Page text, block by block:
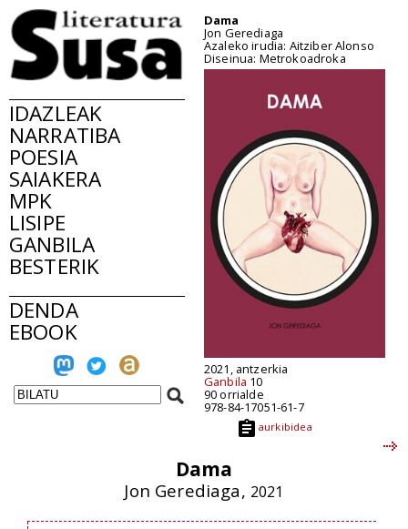
IDAZLEAK
NARRATIBA
POESIA
SAIAKERA
MPK
LISIPE
GANBILA
BESTERIK
DENDA
EBOOK
Dama
Jon Gerediaga
Azaleko irudia: Aitziber Alonso
Diseinua: Metrokoadroka
2021, antzerkia
Ganbila 10
90 orrialde
978-84-17051-61-7
aurkibidea
Dama
Jon Gerediaga, 2021